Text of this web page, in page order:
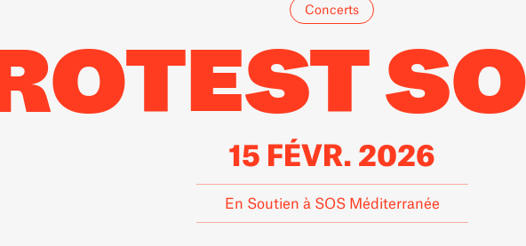
Concerts
15 FÉVR. 2026
En Soutien à SOS Méditerranée